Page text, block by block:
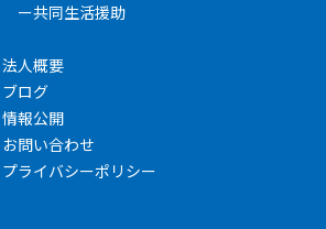
共同生活援助
法人概要
ブログ
情報公開
お問い合わせ
プライバシーポリシー